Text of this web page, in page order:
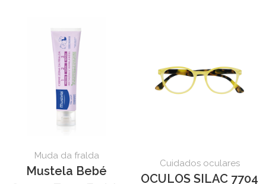
Muda da fralda
Mustela Bebé
Cuidados oculares
OCULOS SILAC 7704